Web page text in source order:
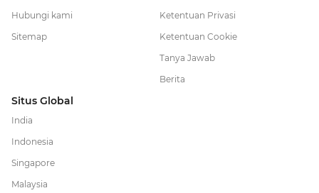
Hubungi kami
Sitemap
Ketentuan Privasi
Ketentuan Cookie
Tanya Jawab
Berita
Situs Global
India
Indonesia
Singapore
Malaysia